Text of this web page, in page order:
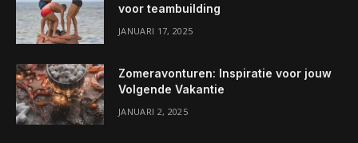
voor teambuilding
JANUARI 17, 2025
Zomeravonturen: Inspiratie voor jouw
Volgende Vakantie
JANUARI 2, 2025